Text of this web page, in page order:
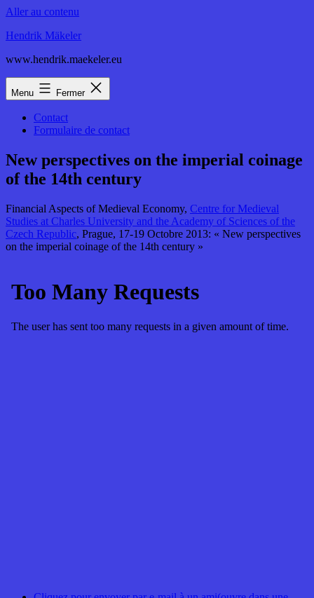
Aller au contenu
Hendrik Mäkeler
www.hendrik.maekeler.eu
Menu Fermer
Contact
Formulaire de contact
New perspectives on the imperial coinage
of the 14th century
Financial Aspects of Medieval Economy, Centre for Medieval
Studies at Charles University and the Academy of Sciences of the
Czech Republic, Prague, 17-19 Octobre 2013: « New perspectives
on the imperial coinage of the 14th century »